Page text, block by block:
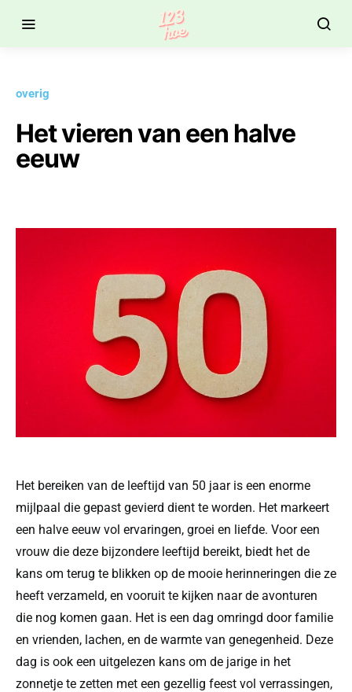
overig
Het vieren van een halve
eeuw
Het bereiken van de leeftijd van 50 jaar is een enorme
mijlpaal die gepast gevierd dient te worden. Het markeert
een halve eeuw vol ervaringen, groei en liefde. Voor een
vrouw die deze bijzondere leeftijd bereikt, biedt het de
kans om terug te blikken op de mooie herinneringen die ze
heeft verzameld, en vooruit te kijken naar de avonturen
die nog komen gaan. Het is een dag omringd door familie
en vrienden, lachen, en de warmte van genegenheid. Deze
dag is ook een uitgelezen kans om de jarige in het
zonnetje te zetten met een gezellig feest vol verrassingen,